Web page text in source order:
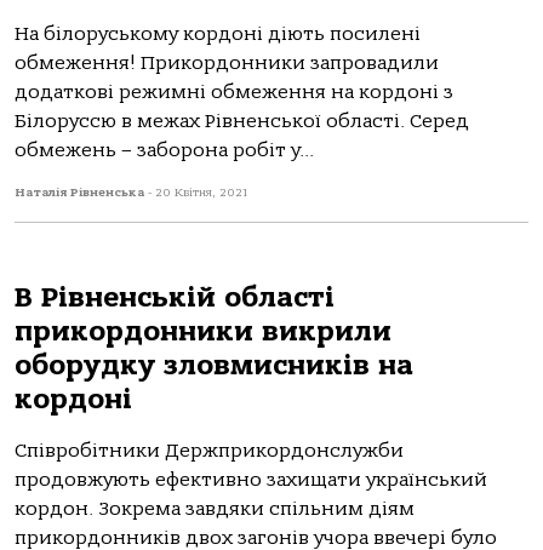
На білоруському кордоні діють посилені
обмеження! Прикордонники запровадили
додаткові режимні обмеження на кордоні з
Білоруссю в межах Рівненської області. Серед
обмежень – заборона робіт у...
Наталія Рівненська - 20 Квітня, 2021
В Рівненській області
прикордонники викрили
оборудку зловмисників на
кордоні
Співробітники Держприкордонслужби
продовжують ефективно захищати український
кордон. Зокрема завдяки спільним діям
прикордонників двох загонів учора ввечері було